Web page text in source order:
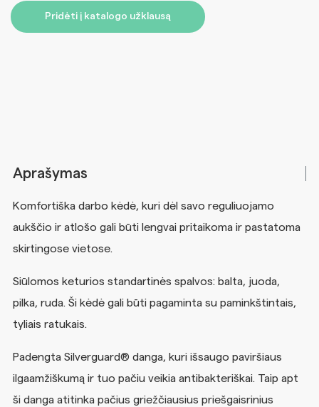
Pridėti į katalogo užklausą
Aprašymas
Komfortiška darbo kėdė, kuri dėl savo reguliuojamo
aukščio ir atlošo gali būti lengvai pritaikoma ir pastatoma
skirtingose vietose.
Siūlomos keturios standartinės spalvos: balta, juoda,
pilka, ruda. Ši kėdė gali būti pagaminta su paminkštintais,
tyliais ratukais.
Padengta Silverguard® danga, kuri išsaugo paviršiaus
ilgaamžiškumą ir tuo pačiu veikia antibakteriškai. Taip apt
ši danga atitinka pačius griežčiausius priešgaisrinius